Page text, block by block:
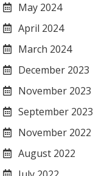
May 2024
April 2024
March 2024
December 2023
November 2023
September 2023
November 2022
August 2022